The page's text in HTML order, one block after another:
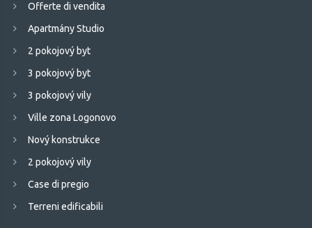
Offerte di vendita
Apartmány Studio
2 pokojový byt
3 pokojový byt
3 pokojový vily
Ville zona Logonovo
Nový konstrukce
2 pokojový vily
Case di pregio
Terreni edificabili